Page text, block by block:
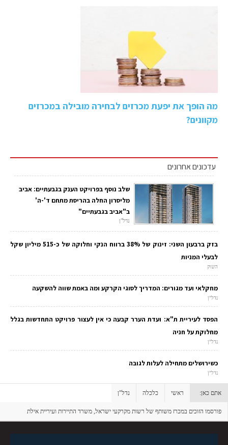
מה הופך את יפעת מכרזים לבחירה מובילה במכרזים
מקוונים?
עדכונים אחרונים
שלב נוסף בפרויקט הענק בגבעתיים: אביב
מליסרון החלה בהריסת מתחם ד'-ה'
ב"אביב בגבעתיים"
נדל"ן
בזק ברבעון השני: זינוק של 38% ברווח הנקי וחלוקה של כ-515 מיליון שקל
לבעלי המניות
השוק
מחקלאי ועד מגורים: המדריך לסוגי הקרקע ומה באמת שווה להשקעה
נדל"ן
הפסד לעיריית ת"א: ועדת הערר קבעה כי אין לעצור פרויקט התחדשות בגלל
מחלוקת על חניה
נדל"ן
כשירושלים מתחילה לעלות לגובה
נדל"ן
אתם כאן: ראשי כלכלה נדל"ן
פורסמו הזוכים במכרז משותף של רשות מקרקעי ישראל, משרד התיירות ועיריית אילת